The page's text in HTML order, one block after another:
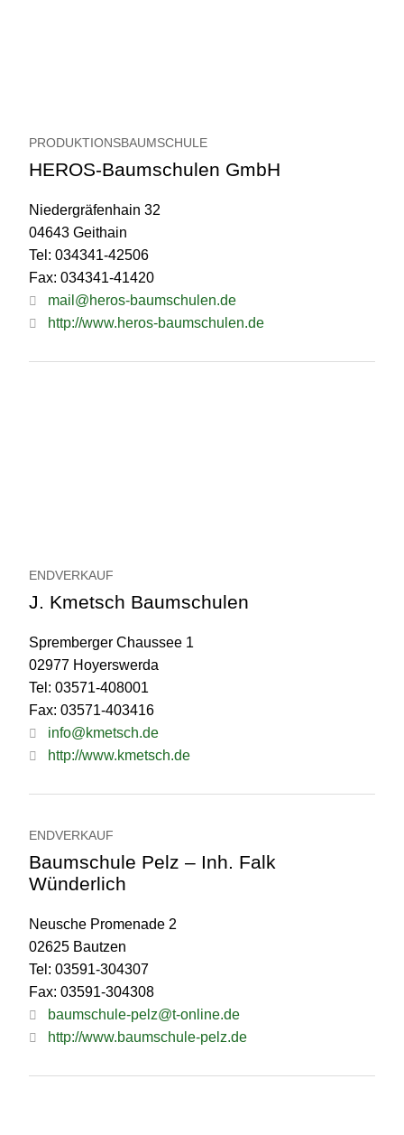
PRODUKTIONSBAUMSCHULE
HEROS-Baumschulen GmbH
Niedergräfenhain 32
04643 Geithain
Tel: 034341-42506
Fax: 034341-41420
mail@heros-baumschulen.de
http://www.heros-baumschulen.de
ENDVERKAUF
J. Kmetsch Baumschulen
Spremberger Chaussee 1
02977 Hoyerswerda
Tel: 03571-408001
Fax: 03571-403416
info@kmetsch.de
http://www.kmetsch.de
ENDVERKAUF
Baumschule Pelz – Inh. Falk
Wünderlich
Neusche Promenade 2
02625 Bautzen
Tel: 03591-304307
Fax: 03591-304308
baumschule-pelz@t-online.de
http://www.baumschule-pelz.de